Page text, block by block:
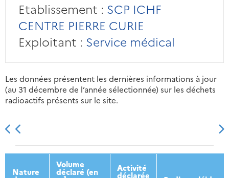
Etablissement : SCP ICHF
CENTRE PIERRE CURIE
Exploitant : Service médical
Les données présentent les dernières informations à jour
(au 31 décembre de l’année sélectionnée) sur les déchets
radioactifs présents sur le site.
2013 2014 2015 2016
Nature
Volume
déclaré (en Activité
déclarée